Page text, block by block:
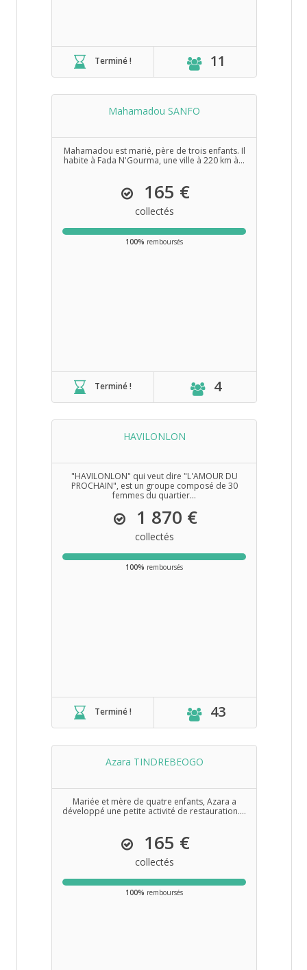
Terminé ! 11
Mahamadou SANFO
Mahamadou est marié, père de trois enfants. Il
habite à Fada N'Gourma, une ville à 220 km à...
165 €
collectés
100% remboursés
Terminé ! 4
HAVILONLON
"HAVILONLON" qui veut dire "L'AMOUR DU
PROCHAIN", est un groupe composé de 30
femmes du quartier...
1 870 €
collectés
100% remboursés
Terminé ! 43
Azara TINDREBEOGO
Mariée et mère de quatre enfants, Azara a
développé une petite activité de restauration....
165 €
collectés
100% remboursés